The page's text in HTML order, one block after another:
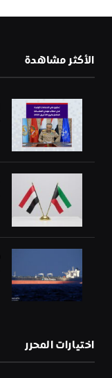
الأكثر مشاهدة
اختيارات المحرر